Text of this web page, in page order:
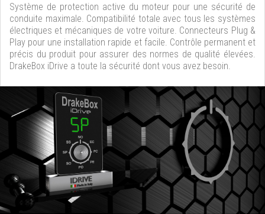
Système de protection active du moteur pour une sécurité de
conduite maximale. Compatibilité totale avec tous les systèmes
électriques et mécaniques de votre voiture. Connecteurs Plug &
Play pour une installation rapide et facile. Contrôle permanent et
précis du produit pour assurer des normes de qualité élevées.
DrakeBox iDrive a toute la sécurité dont vous avez besoin.